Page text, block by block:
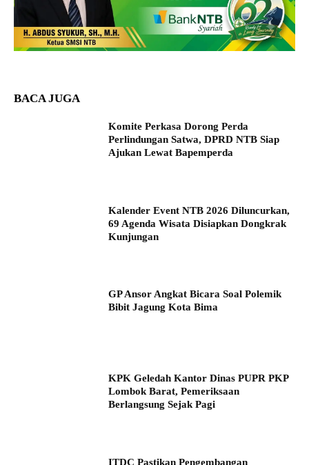
BACA JUGA
Komite Perkasa Dorong Perda
Perlindungan Satwa, DPRD NTB Siap
Ajukan Lewat Bapemperda
Kalender Event NTB 2026 Diluncurkan,
69 Agenda Wisata Disiapkan Dongkrak
Kunjungan
GP Ansor Angkat Bicara Soal Polemik
Bibit Jagung Kota Bima
KPK Geledah Kantor Dinas PUPR PKP
Lombok Barat, Pemeriksaan
Berlangsung Sejak Pagi
ITDC Pastikan Pengembangan